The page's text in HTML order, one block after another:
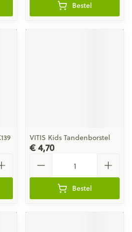
Bestel
VITIS Kids Tandenborstel
€ 4,70
Bestel